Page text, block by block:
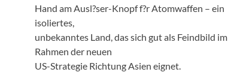
Hand am Ausl?ser-Knopf f?r Atomwaffen – ein
isoliertes,
unbekanntes Land, das sich gut als Feindbild im
Rahmen der neuen
US-Strategie Richtung Asien eignet.